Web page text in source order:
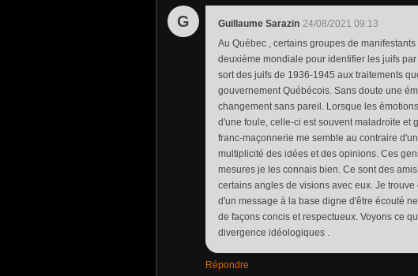
G Guillaume Sarazin 24/08/2021 09:13
Au Québec , certains groupes de
deuxième mondiale pour identifier les juifs
sort des juifs de 1936-1945 aux traitements
gouvernement Québécois. Sans doute une
changement sans pareil. Lorsque les
d'une foule, celle-ci est souvent maladroite et
franc-maçonnerie me semble au contraire
multiplicité des idées et des opinions. Ces
mesures je les connais bien. Ce sont des
certains angles de visions avec eux. Je
d'un message à la base digne d'être écouté
de façons concis et respectueux. Voyons ce
divergence idéologiques .
Répondre